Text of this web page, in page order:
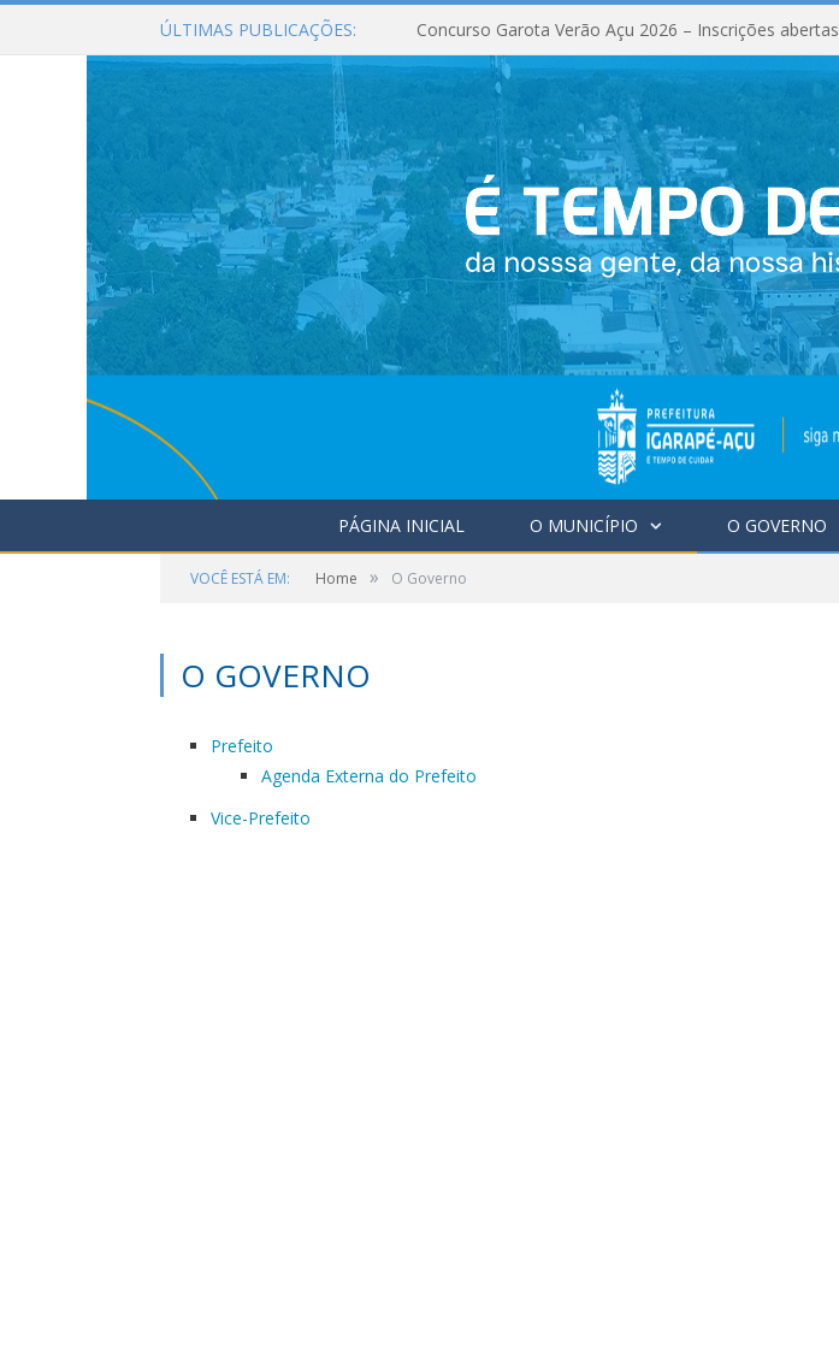
ÚLTIMAS PUBLICAÇÕES: Concurso Garota Verão Açu 2026 – Inscrições abertas
PÁGINA INICIAL O MUNICÍPIO O GOVERNO
VOCÊ ESTÁ EM: Home » O Governo
O GOVERNO
Prefeito
Agenda Externa do Prefeito
Vice-Prefeito